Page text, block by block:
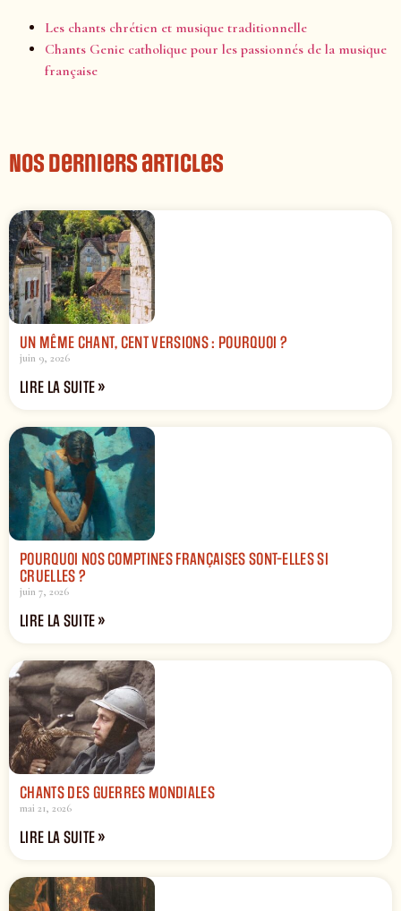
Les chants chrétien et musique traditionnelle
Chants Genie catholique pour les passionnés de la musique
française
Nos derniers articles
UN MÊME CHANT, CENT VERSIONS : POURQUOI ?
juin 9, 2026
LIRE LA SUITE »
POURQUOI NOS COMPTINES FRANÇAISES SONT-ELLES SI
CRUELLES ?
juin 7, 2026
LIRE LA SUITE »
CHANTS DES GUERRES MONDIALES
mai 21, 2026
LIRE LA SUITE »